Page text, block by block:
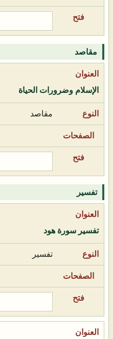
مقاصد
الإسلام وضرورات الحياة
مقاصد
تفسير
تفسير سورة هود
تفسير